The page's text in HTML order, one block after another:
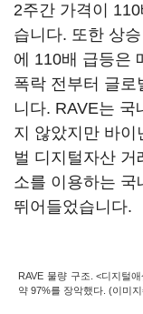
2주간 가격이
습니다. 또한 상
에 110배 급등은
폭락 전부터 글로
니다. RAVE는 국
지 않았지만 바이
벌 디지털자산 거
소를 이용하는 국
뛰어들었습니다.
RAVE 물량 구조. <디지털
약 97%를 장악했다. (이미